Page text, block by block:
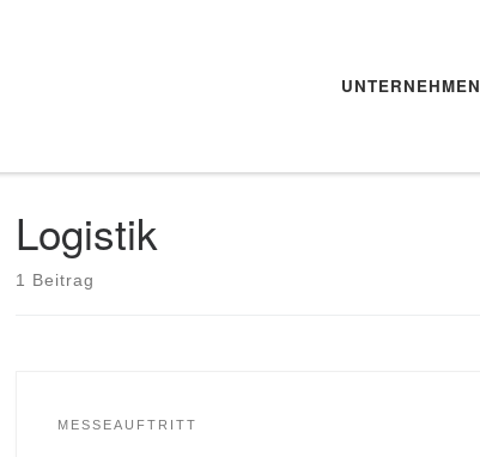
UNTERNEHMEN
Logistik
1 Beitrag
MESSEAUFTRITT